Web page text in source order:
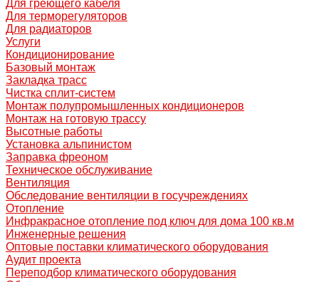
Для греющего кабеля
Для терморегуляторов
Для радиаторов
Услуги
Кондиционирование
Базовый монтаж
Закладка трасс
Чистка сплит-систем
Монтаж полупромышленных кондиционеров
Монтаж на готовую трассу
Высотные работы
Установка альпинистом
Заправка фреоном
Техническое обслуживание
Вентиляция
Обследование вентиляции в госучреждениях
Отопление
Инфракрасное отопление под ключ для дома 100 кв.м
Инженерные решения
Оптовые поставки климатического оборудования
Аудит проекта
Переподбор климатического оборудования